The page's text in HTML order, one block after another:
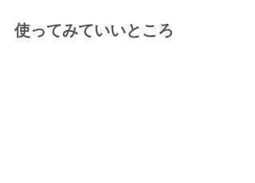
使ってみていいところ